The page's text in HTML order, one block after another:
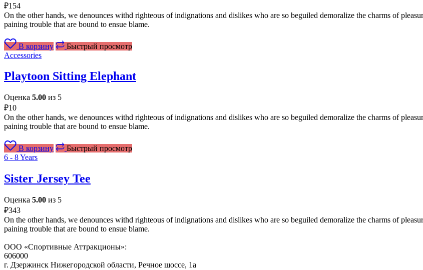
₽154
On the other hands, we denounces withd righteous of indignations and dislikes who are so beguiled demoralize the charms of
paining trouble that are bound to ensue blame.
В корзину
Быстрый просмотр
Accessories
Playtoon Sitting Elephant
Оценка 5.00 из 5
₽10
On the other hands, we denounces withd righteous of indignations and dislikes who are so beguiled demoralize the charms of
paining trouble that are bound to ensue blame.
В корзину
Быстрый просмотр
6 - 8 Years
Sister Jersey Tee
Оценка 5.00 из 5
₽343
On the other hands, we denounces withd righteous of indignations and dislikes who are so beguiled demoralize the charms of
paining trouble that are bound to ensue blame.
ООО «Спортивные Аттракционы»:
606000
г. Дзержинск Нижегородской области, Речное шоссе, 1а